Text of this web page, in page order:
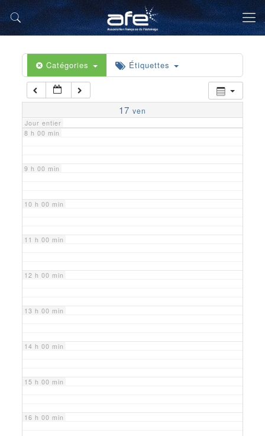
Catégories Étiquettes
17 ven
Jour entier
5 h 00 min
6 h 00 min
7 h 00 min
8 h 00 min
9 h 00 min
10 h 00 min
11 h 00 min
12 h 00 min
13 h 00 min
14 h 00 min
15 h 00 min
16 h 00 min